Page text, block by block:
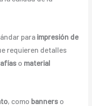
para impresión de
requieren detalles
o material
, como banners o